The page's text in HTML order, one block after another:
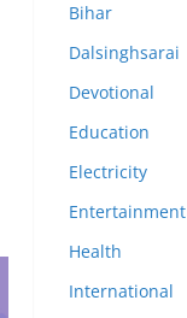
Bihar
Dalsinghsarai
Devotional
Education
Electricity
Entertainment
Health
International